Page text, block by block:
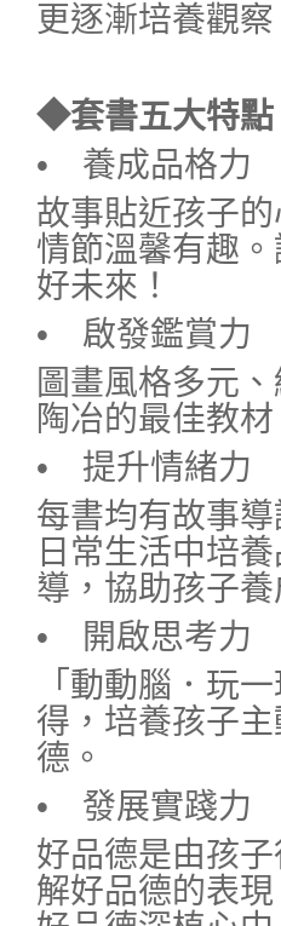
更逐漸培養觀
◆套書五大特點
• 養成品格力
故事貼近孩子
情節溫馨有趣
好未來！
• 啟發鑑賞力
圖畫風格多元
陶冶的最佳教材
• 提升情緒力
每書均有故事
日常生活中培
導，協助孩子
• 開啟思考力
「動動腦．玩
得，培養孩子
德。
• 發展實踐力
好品德是由孩
解好品德的表